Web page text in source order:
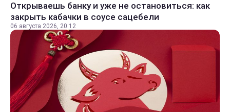
Открываешь банку и уже не остановиться: как
закрыть кабачки в соусе сацебели
06 августа 2026, 20:12